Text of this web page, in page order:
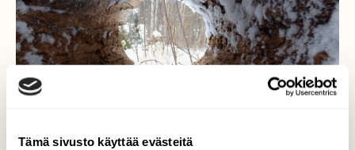
Tämä sivusto käyttää evästeitä